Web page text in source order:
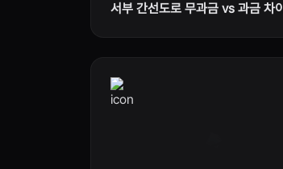
서부 간선도로 무과금 vs 과금 차이